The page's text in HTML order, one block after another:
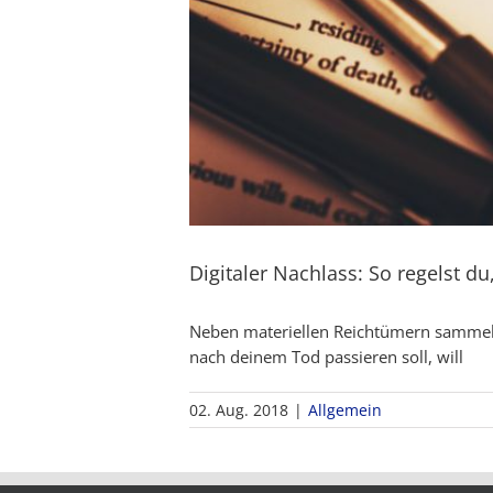
Digitaler Nachlass: So regelst
Neben materiellen Reichtümern
nach deinem Tod passieren soll, will
02. Aug. 2018 | Allgemein